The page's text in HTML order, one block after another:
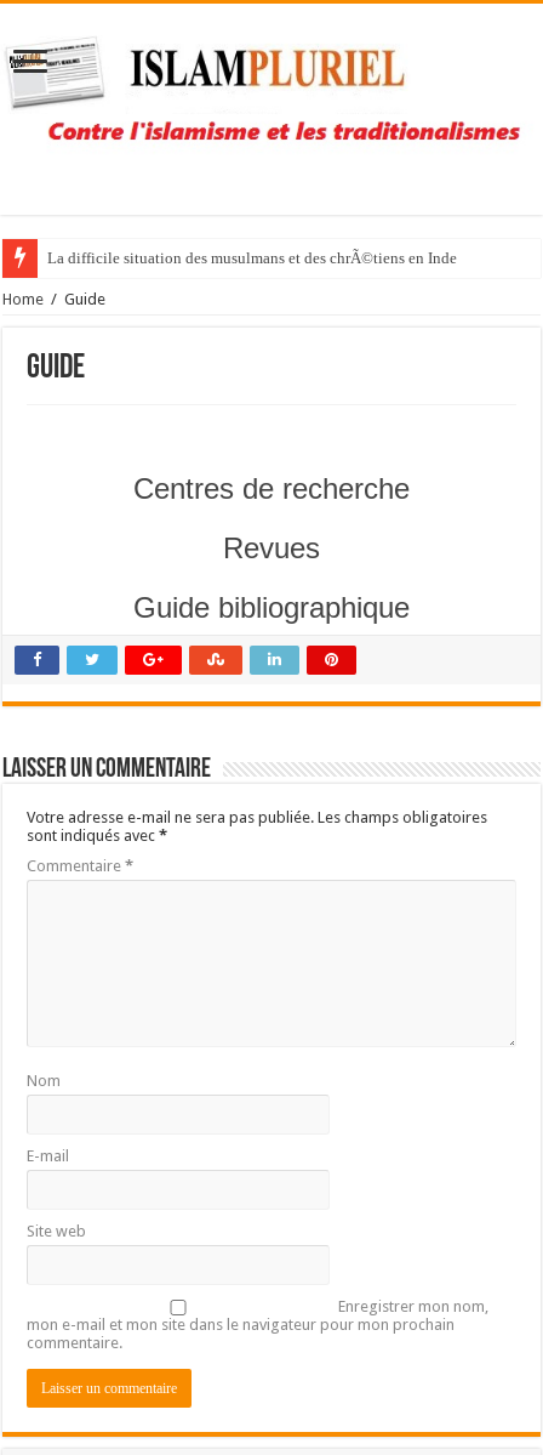
La difficile situation des musulmans et des chrÃ©tiens en Inde
Home / Guide
Guide
Centres de recherche
Revues
Guide bibliographique
Laisser un commentaire
Votre adresse e-mail ne sera pas publiée. Les champs obligatoires
sont indiqués avec*
Commentaire*
Nom
E-mail
Site web
Enregistrer mon nom,
mon e-mail et mon site dans le navigateur pour mon prochain
commentaire.